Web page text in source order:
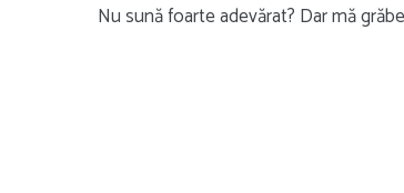
Nu sună foarte adevărat? Dar mă